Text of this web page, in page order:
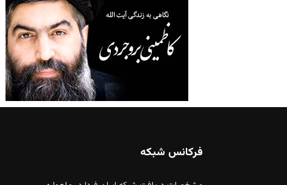
فرکانس شبکه